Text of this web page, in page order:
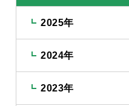
2025年
2024年
2023年